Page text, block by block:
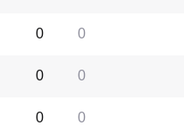
0
0
0
0
0
0